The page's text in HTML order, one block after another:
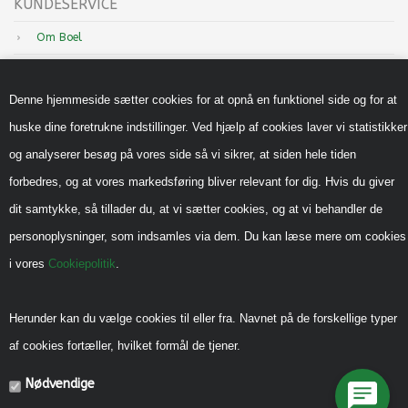
Denne hjemmeside sætter cookies for at opnå en funktionel side og for at
huske dine foretrukne indstillinger. Ved hjælp af cookies laver vi statistikker
og analyserer besøg på vores side så vi sikrer, at siden hele tiden
forbedres, og at vores markedsføring bliver relevant for dig. Hvis du giver
dit samtykke, så tillader du, at vi sætter cookies, og at vi behandler de
personoplysninger, som indsamles via dem. Du kan læse mere om cookies
i vores Cookiepolitik.
Herunder kan du vælge cookies til eller fra. Navnet på de forskellige typer
af cookies fortæller, hvilket formål de tjener.
Nødvendige
KUNDESERVICE
Om Boel
Inspiration
Sådan handler du hos os
Cookiepolitik
Privatlivspolitik
Reklamebeskyttet (CVR)